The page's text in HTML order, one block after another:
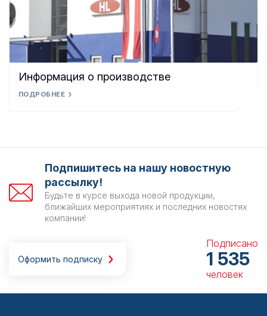
Информация о производстве
ПОДРОБНЕЕ
Подпишитесь на нашу новостную
рассылку!
Будьте в курсе выхода новой продукции,
ближайших мероприятиях и последних новостях
компании!
Оформить подписку
Подписано
1 535
человек